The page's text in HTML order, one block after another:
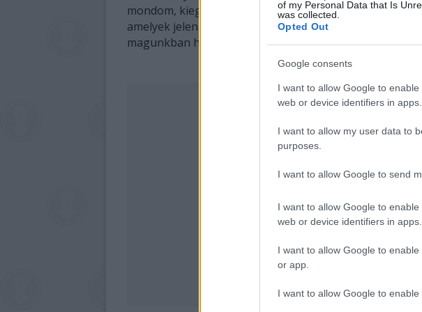
of my Personal Data that Is
was collected.
Opted Out
Google consents
I want to allow Google to
web or device identifiers in apps.
I want to allow my user data to
purposes.
I want to allow Google to send
I want to allow Google to
web or device identifiers in apps.
I want to allow Google to
or app.
I want to allow Google to
mondom, kiegészíthető, hiszen tucatszám vannak
amelyek jelenetei, vagy csupán villanásai bennünk
magunkban hordtuk, s hordjuk azokat, el egészen az